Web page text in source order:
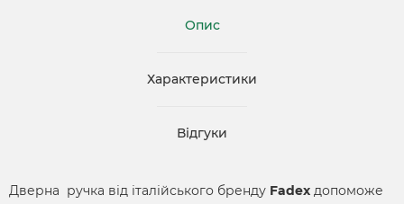
Опис
Характеристики
Відгуки
Дверна ручка від італійського бренду Fadex допоможе